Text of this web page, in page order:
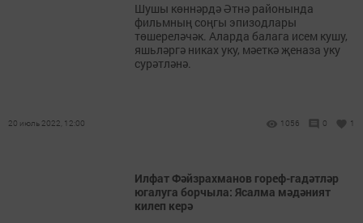
Шушы көннәрдә Әтнә районында
фильмның соңгы эпизодлары
төшереләчәк. Аларда балага исем кушу,
яшьләргә никах уку, мәеткә җеназа уку
сурәтләнә.
20 июль 2022, 12:00 1056 0 1
Илфат Фәйзрахманов гореф-гадәтләр
югалуга борчыла: Ясалма мәдәният
килеп керә